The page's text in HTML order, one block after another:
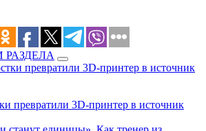
РАЗДЕЛА
превратили 3D-принтер в источник